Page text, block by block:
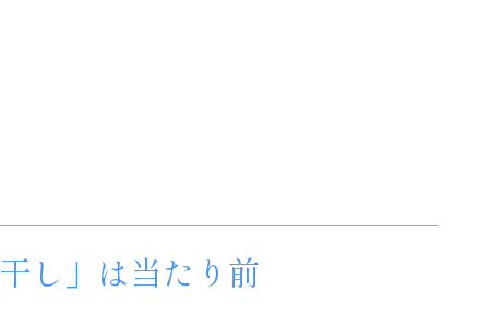
し」は当たり前